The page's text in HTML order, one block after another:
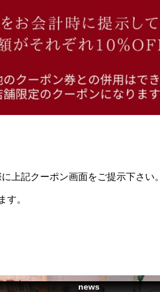
上記クーポン画面をご提示下さい。
す。
news